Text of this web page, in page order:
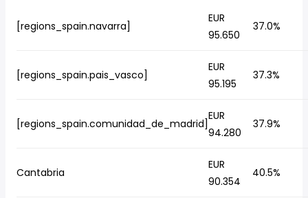
[regions_spain.navarra]
EUR
95.650
37.0%
[regions_spain.pais_vasco]
EUR
95.195
37.3%
[regions_spain.comunidad_de_madrid]
EUR
94.280
37.9%
Cantabria
EUR
90.354
40.5%